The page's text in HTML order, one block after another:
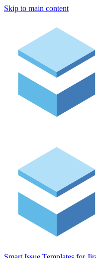
Skip to main content